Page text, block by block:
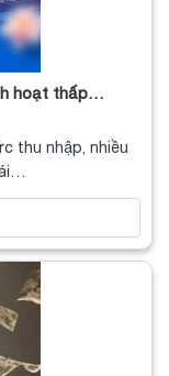
hoạt thấp…
thu nhập, nhiều